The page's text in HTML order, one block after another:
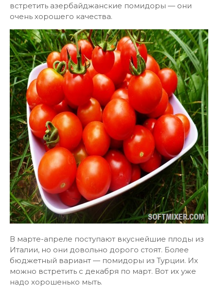
встретить азербайджанские помидоры — они
очень хорошего качества.
В марте-апреле поступают вкуснейшие плоды из
Италии, но они довольно дорого стоят. Более
бюджетный вариант — помидоры из Турции. Их
можно встретить с декабря по март. Вот их уже
надо хорошенько мыть.